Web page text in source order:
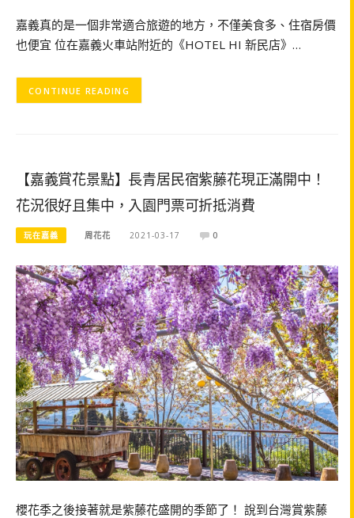
嘉義真的是一個非常適合旅遊的地方，不僅美食多、住宿房價
也便宜 位在嘉義火車站附近的《HOTEL HI 新民店》…
CONTINUE READING
【嘉義賞花景點】長青居民宿紫藤花現正滿開中！
花況很好且集中，入園門票可折抵消費
玩在嘉義 周花花 2021-03-17 0
櫻花季之後接著就是紫藤花盛開的季節了！ 說到台灣賞紫藤